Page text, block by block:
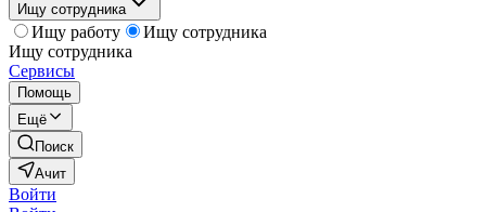
Ищу сотрудника
Ищу работу
Ищу сотрудника
Ищу сотрудника
Сервисы
Помощь
Ещё
Поиск
Ачит
Войти